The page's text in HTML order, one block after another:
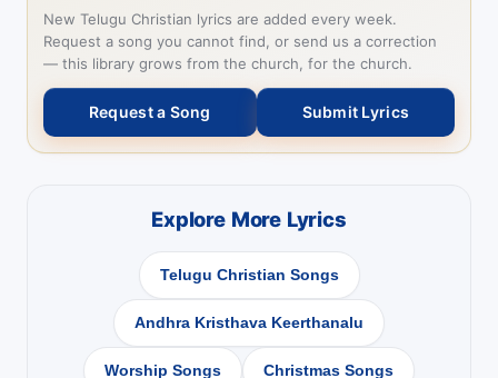
New Telugu Christian lyrics are added every week.
Request a song you cannot find, or send us a correction
— this library grows from the church, for the church.
Request a Song Submit Lyrics
Explore More Lyrics
Telugu Christian Songs
Andhra Kristhava Keerthanalu
Worship Songs Christmas Songs